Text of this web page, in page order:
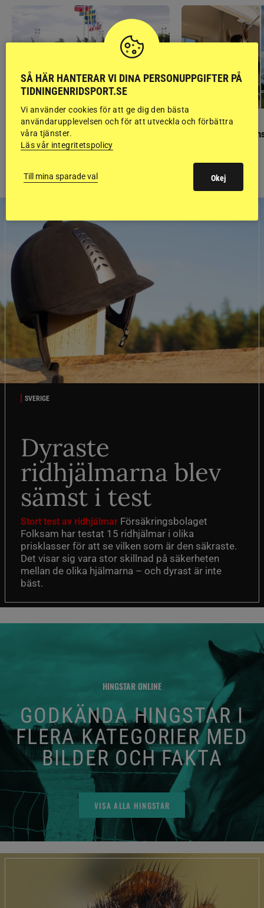
GÄSTBLOGGEN
Finaldag med jubileumsutställning
GÄSTBLOGGEN
Så gick det på
SVERIGE
Dyraste
ridhjälmarna blev
sämst i test
Stort test av ridhjälmar Försäkringsbolaget
Folksam har testat 15 ridhjälmar i olika
prisklasser för att se vilken som är den säkraste.
Det visar sig vara stor skillnad på säkerheten
mellan de olika hjälmarna – och dyrast är inte
bäst.
HINGSTAR ONLINE
GODKÄNDA HINGSTAR I
FLERA KATEGORIER MED
BILDER OCH FAKTA
VISA ALLA HINGSTAR
SÅ HÄR HANTERAR VI DINA PERSONUPPGIFTER PÅ
TIDNINGENRIDSPORT.SE
Vi använder cookies för att ge dig den bästa
användarupplevelsen och för att utveckla och förbättra
våra tjänster.
Läs vår integritetspolicy
Till mina sparade val Okej